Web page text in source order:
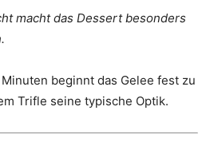
macht das Dessert besonders
beginnt das Gelee fest zu
Trifle seine typische Optik.